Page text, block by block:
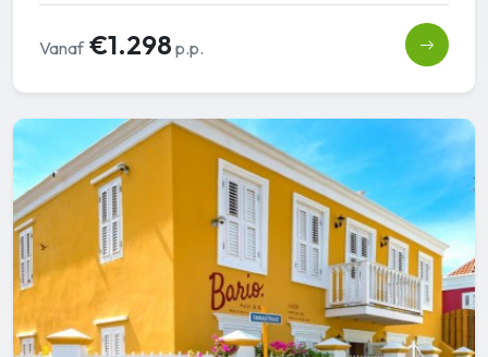
Vanaf€1.298 p.p.